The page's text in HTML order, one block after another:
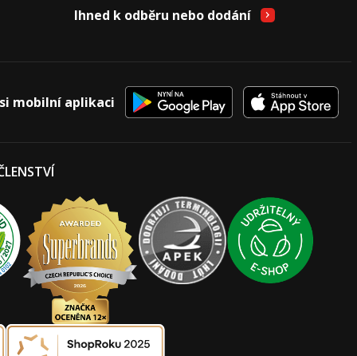
Ihned k odběru nebo dodání
mobilní aplikaci